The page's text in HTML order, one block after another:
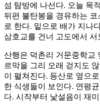
섬 탐방에 나선다. 오늘 목
뒤편 불탄봉을 경유하는 코
로 한다. 밑으로 배가 지나
삼호교를 건너 고도에서 서
산행은 덕촌리 거문중학교
르막을 그리 오래 걷지도
이 펼쳐진다. 등산로 옆으
한 식생들이 보인다. 연평
다. 시작부터 낯설음이 재